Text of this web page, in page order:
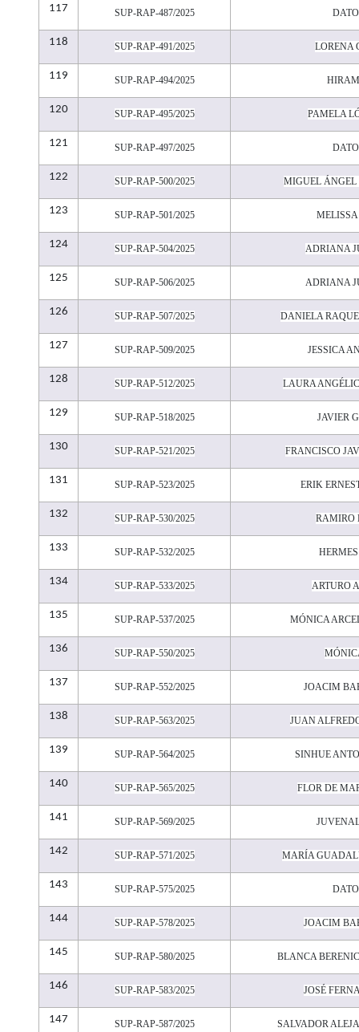
117 SUP-RAP-487/2025
118 SUP-RAP-491/2025 LORENA
119 SUP-RAP-494/2025
120 SUP-RAP-495/2025 PAMELA
121 SUP-RAP-497/2025
122 SUP-RAP-500/2025 MIGUEL ÁNGEL
123 SUP-RAP-501/2025
124 SUP-RAP-504/2025 ADRIANA
125 SUP-RAP-506/2025 ADRIANA
126 SUP-RAP-507/2025 DANIELA
127 SUP-RAP-509/2025 JESSICA
128 SUP-RAP-512/2025 LAURA
129 SUP-RAP-518/2025 JAVIER
130 SUP-RAP-521/2025 FRANCISCO
131 SUP-RAP-523/2025 ERIK
132 SUP-RAP-530/2025 RAMIRO
133 SUP-RAP-532/2025
134 SUP-RAP-533/2025 ARTURO
135 SUP-RAP-537/2025 MÓNICA
136 SUP-RAP-550/2025
137 SUP-RAP-552/2025 JOACIM
138 SUP-RAP-563/2025 JUAN
139 SUP-RAP-564/2025 SINHUE
140 SUP-RAP-565/2025 FLOR DE
141 SUP-RAP-569/2025
142 SUP-RAP-571/2025 MARÍA
143 SUP-RAP-575/2025
144 SUP-RAP-578/2025 JOACIM
145 SUP-RAP-580/2025 BLANCA
146 SUP-RAP-583/2025 JOSÉ
147 SUP-RAP-587/2025 SALVADOR